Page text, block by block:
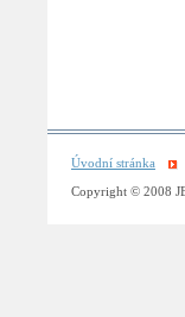
Úvodní stránka
Copyright © 2008